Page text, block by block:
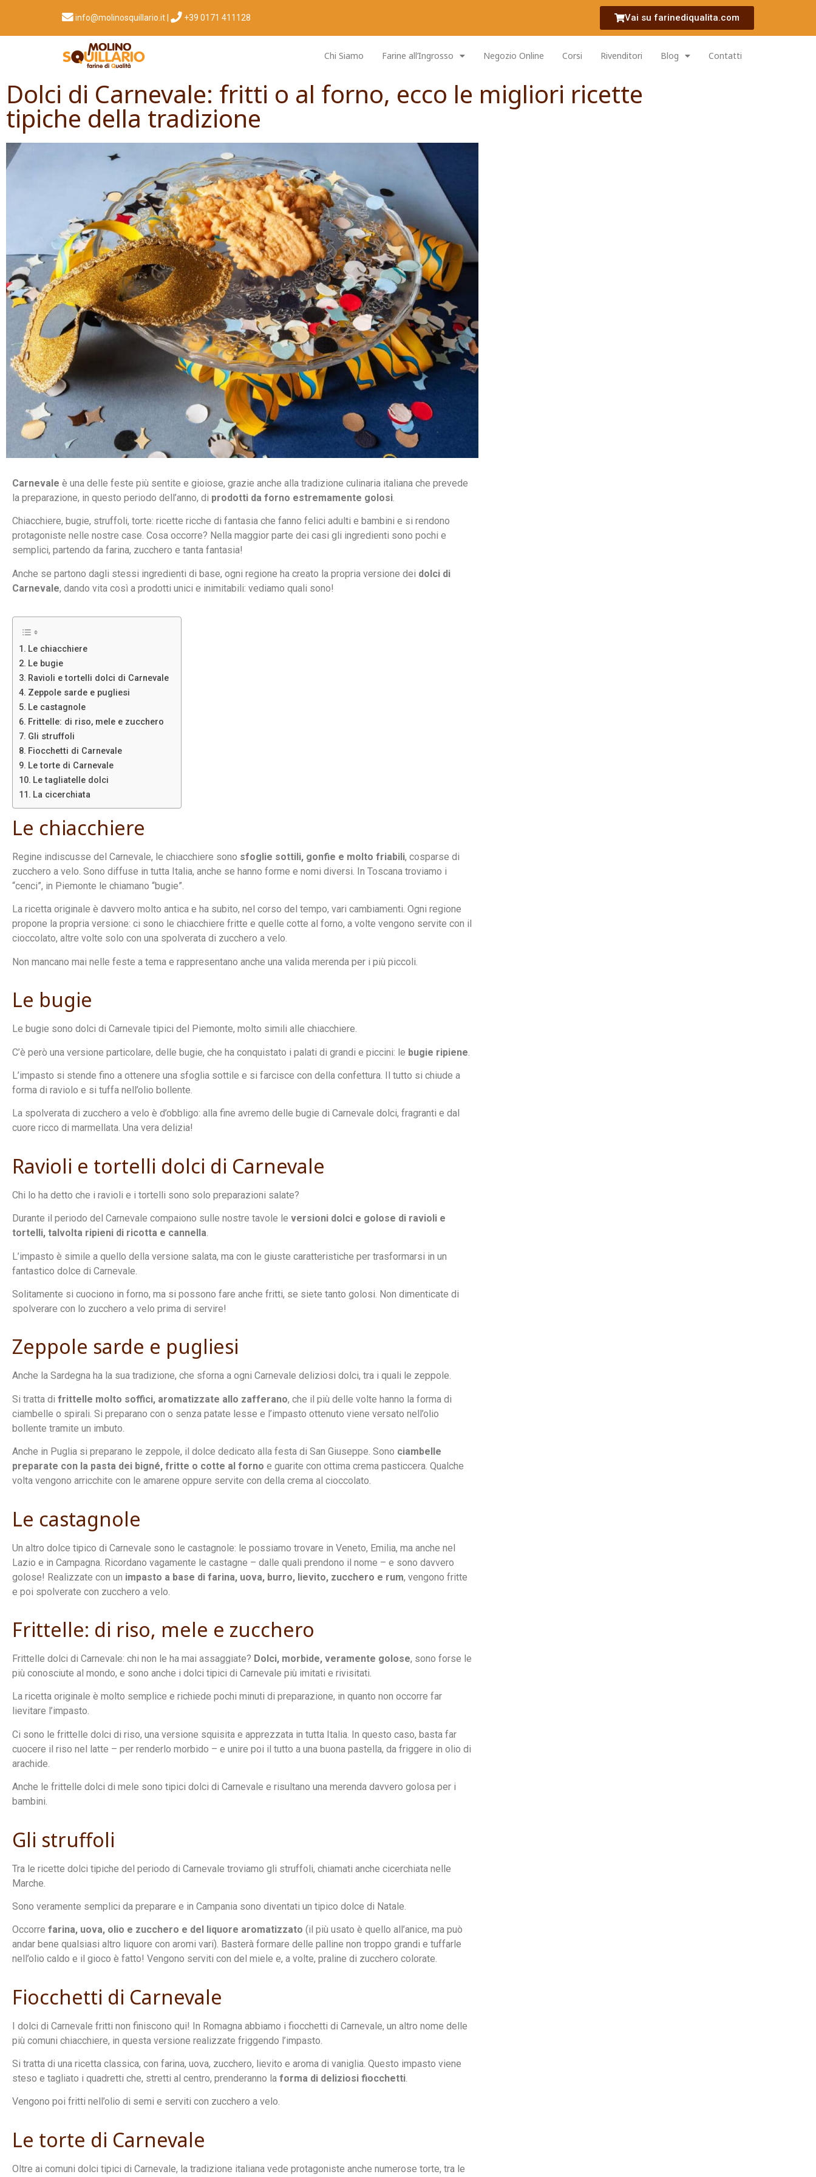
info@molinosquillario.it +39 0171 411128​ Vai su farinediqualita.com
Chi Siamo Farine all’Ingrosso Negozio Online Corsi Rivenditori Blog Contatti
Dolci di Carnevale: fritti o al forno, ecco le migliori ricette
tipiche della tradizione
Carnevale è una delle feste più sentite e gioiose, grazie anche alla tradizione culinaria italiana che prevede
la preparazione, in questo periodo dell’anno, di prodotti da forno estremamente golosi.
Chiacchiere, bugie, struffoli, torte: ricette ricche di fantasia che fanno felici adulti e bambini e si rendono
protagoniste nelle nostre case. Cosa occorre? Nella maggior parte dei casi gli ingredienti sono pochi e
semplici, partendo da farina, zucchero e tanta fantasia!
Anche se partono dagli stessi ingredienti di base, ogni regione ha creato la propria versione dei dolci di
Carnevale, dando vita così a prodotti unici e inimitabili: vediamo quali sono!
Le chiacchiere
Le bugie
Ravioli e tortelli dolci di Carnevale
Zeppole sarde e pugliesi
Le castagnole
Frittelle: di riso, mele e zucchero
Gli struffoli
Fiocchetti di Carnevale
Le torte di Carnevale
Le tagliatelle dolci
La cicerchiata
Le chiacchiere
Regine indiscusse del Carnevale, le chiacchiere sono sfoglie sottili, gonfie e molto friabili, cosparse di
zucchero a velo. Sono diffuse in tutta Italia, anche se hanno forme e nomi diversi. In Toscana troviamo i
“cenci”, in Piemonte le chiamano “bugie”.
La ricetta originale è davvero molto antica e ha subito, nel corso del tempo, vari cambiamenti. Ogni regione
propone la propria versione: ci sono le chiacchiere fritte e quelle cotte al forno, a volte vengono servite con il
cioccolato, altre volte solo con una spolverata di zucchero a velo.
Non mancano mai nelle feste a tema e rappresentano anche una valida merenda per i più piccoli.
Le bugie
Le bugie sono dolci di Carnevale tipici del Piemonte, molto simili alle chiacchiere.
C’è però una versione particolare, delle bugie, che ha conquistato i palati di grandi e piccini: le bugie ripiene
L’impasto si stende fino a ottenere una sfoglia sottile e si farcisce con della confettura. Il tutto si chiude a
forma di raviolo e si tuffa nell’olio bollente.
La spolverata di zucchero a velo è d’obbligo: alla fine avremo delle bugie di Carnevale dolci, fragranti e dal
cuore ricco di marmellata. Una vera delizia!
Ravioli e tortelli dolci di Carnevale
Chi lo ha detto che i ravioli e i tortelli sono solo preparazioni salate?
Durante il periodo del Carnevale compaiono sulle nostre tavole le versioni dolci e golose di ravioli e
tortelli, talvolta ripieni di ricotta e cannella.
L’impasto è simile a quello della versione salata, ma con le giuste caratteristiche per trasformarsi in un
fantastico dolce di Carnevale.
Solitamente si cuociono in forno, ma si possono fare anche fritti, se siete tanto golosi. Non dimenticate di
spolverare con lo zucchero a velo prima di servire!
Zeppole sarde e pugliesi
Anche la Sardegna ha la sua tradizione, che sforna a ogni Carnevale deliziosi dolci, tra i quali le zeppole.
Si tratta di frittelle molto soffici, aromatizzate allo zafferano, che il più delle volte hanno la forma di
ciambelle o spirali. Si preparano con o senza patate lesse e l’impasto ottenuto viene versato nell’olio
bollente tramite un imbuto.
Anche in Puglia si preparano le zeppole, il dolce dedicato alla festa di San Giuseppe. Sono ciambelle
preparate con la pasta dei bigné, fritte o cotte al forno e guarite con ottima crema pasticcera. Qualche
volta vengono arricchite con le amarene oppure servite con della crema al cioccolato.
Le castagnole
Un altro dolce tipico di Carnevale sono le castagnole: le possiamo trovare in Veneto, Emilia, ma anche nel
Lazio e in Campagna. Ricordano vagamente le castagne – dalle quali prendono il nome – e sono davvero
golose! Realizzate con un impasto a base di farina, uova, burro, lievito, zucchero e rum, vengono fritte
e poi spolverate con zucchero a velo.
Frittelle: di riso, mele e zucchero
Frittelle dolci di Carnevale: chi non le ha mai assaggiate? Dolci, morbide, veramente golose, sono forse le
più conosciute al mondo, e sono anche i dolci tipici di Carnevale più imitati e rivisitati.
La ricetta originale è molto semplice e richiede pochi minuti di preparazione, in quanto non occorre far
lievitare l’impasto.
Ci sono le frittelle dolci di riso, una versione squisita e apprezzata in tutta Italia. In questo caso, basta far
cuocere il riso nel latte – per renderlo morbido – e unire poi il tutto a una buona pastella, da friggere in olio di
arachide.
Anche le frittelle dolci di mele sono tipici dolci di Carnevale e risultano una merenda davvero golosa per i
bambini.
Gli struffoli
Tra le ricette dolci tipiche del periodo di Carnevale troviamo gli struffoli, chiamati anche cicerchiata nelle
Marche.
Sono veramente semplici da preparare e in Campania sono diventati un tipico dolce di Natale.
Occorre farina, uova, olio e zucchero e del liquore aromatizzato (il più usato è quello all’anice, ma può
andar bene qualsiasi altro liquore con aromi vari). Basterà formare delle palline non troppo grandi e tuffarle
nell’olio caldo e il gioco è fatto! Vengono serviti con del miele e, a volte, praline di zucchero colorate.
Fiocchetti di Carnevale
I dolci di Carnevale fritti non finiscono qui! In Romagna abbiamo i fiocchetti di Carnevale, un altro nome delle
più comuni chiacchiere, in questa versione realizzate friggendo l’impasto.
Si tratta di una ricetta classica, con farina, uova, zucchero, lievito e aroma di vaniglia. Questo impasto viene
steso e tagliato i quadretti che, stretti al centro, prenderanno la forma di deliziosi fiocchetti.
Vengono poi fritti nell’olio di semi e serviti con zucchero a velo.
Le torte di Carnevale
Oltre ai comuni dolci tipici di Carnevale, la tradizione italiana vede protagoniste anche numerose torte, tra le